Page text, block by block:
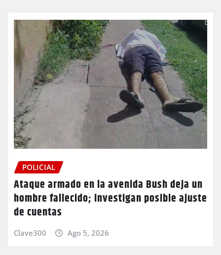
POLICIAL
Ataque armado en la avenida Bush deja un
hombre fallecido; investigan posible ajuste
de cuentas
Clave300 Ago 5, 2026